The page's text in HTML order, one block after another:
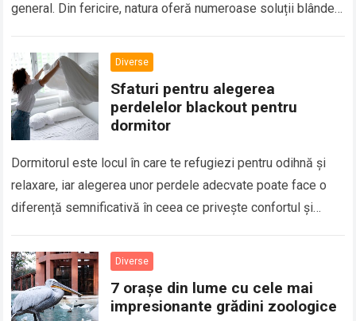
general. Din fericire, natura oferă numeroase soluții blânde
Diverse
Sfaturi pentru alegerea
perdelelor blackout pentru
dormitor
Dormitorul este locul în care te refugiezi pentru odihnă și
relaxare, iar alegerea unor perdele adecvate poate face o
diferență semnificativă în ceea ce privește confortul și
Diverse
7 orașe din lume cu cele mai
impresionante grădini zoologice